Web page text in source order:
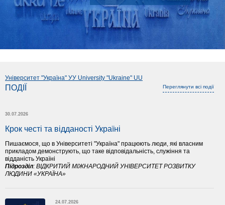
Університет "Україна" УУ University "Ukraine" UU
ПОДІЇ Переглянути всі події
30.07.2026
Крок честі та відданості Україні
Пишаємося, що в Університеті "Україна" працюють люди, які власним
прикладом демонструють, що таке відповідальність, служіння та
відданість Україні
Підрозділ: ВІДКРИТИЙ МІЖНАРОДНИЙ УНІВЕРСИТЕТ РОЗВИТКУ
ЛЮДИНИ «УКРАЇНА»
24.07.2026